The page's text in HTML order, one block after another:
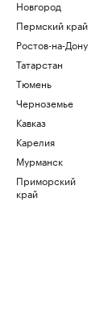
Новгород
Пермский край
Ростов-на-Дону
Татарстан
Тюмень
Черноземье
Кавказ
Карелия
Мурманск
Приморский
край